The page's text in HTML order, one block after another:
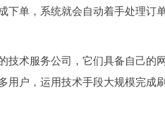
下单，系统就会自动着手处理
技术服务公司，它们具备自己
户，运用技术手段大规模完成